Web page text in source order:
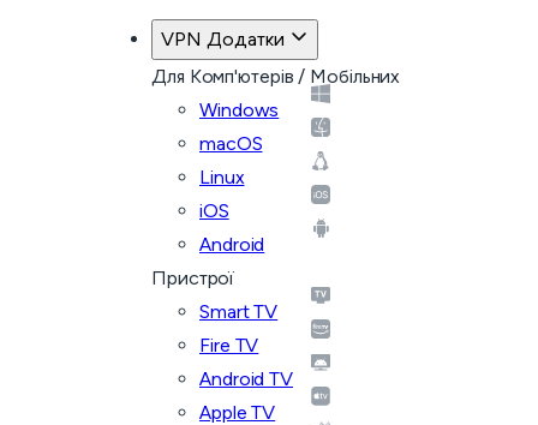
VPN Додатки
Для Комп'ютерів / Мобільних
Windows
macOS
Linux
iOS
Android
Пристрої
Smart TV
Fire TV
Android TV
Apple TV